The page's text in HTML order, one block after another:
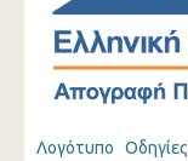
Λογότυπο Οδηγίες